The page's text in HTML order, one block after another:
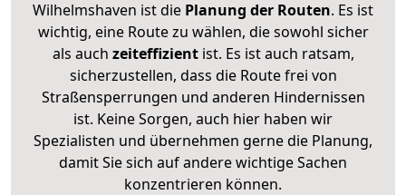
Wilhelmshaven ist die Planung der Routen. Es ist
wichtig, eine Route zu wählen, die sowohl sicher
als auch zeiteffizientist. Es ist auch ratsam,
sicherzustellen, dass die Route frei von
Straßensperrungen und anderen Hindernissen
ist. Keine Sorgen, auch hier haben wir
Spezialisten und übernehmen gerne die Planung,
damit Sie sich auf andere wichtige Sachen
konzentrieren können.